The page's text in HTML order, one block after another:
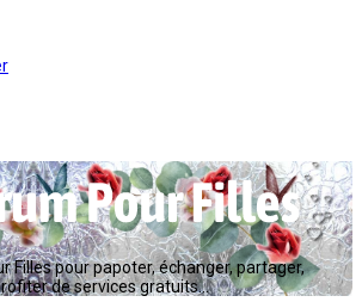
Filles pour papoter, échanger, partager,
de services gratuits...